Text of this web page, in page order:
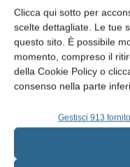
Clicca qui sotto per
scelte dettagliate. Le tue
questo sito. È possibile
momento, compreso il
della Cookie Policy o
consenso nella parte
Gestisci 913
quali sono i loro punti forti
Infine, quali sono i trend, i
qualche modo influire o
audit internoè
personale e specifica di
il proprio contesto si